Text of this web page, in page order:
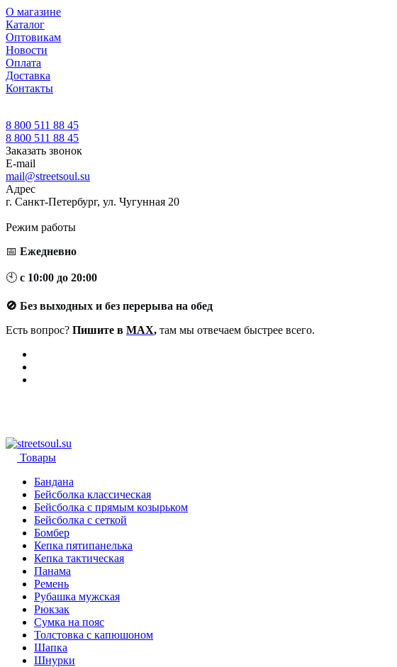
О магазине
Каталог
Оптовикам
Новости
Оплата
Доставка
Контакты
8 800 511 88 45
8 800 511 88 45
Заказать звонок
E-mail
mail@streetsoul.su
Адрес
г. Санкт-Петербург, ул. Чугунная 20
Режим работы
📅 Ежедневно
🕙 с 10:00 до 20:00
🚫 Без выходных и без перерыва на обед
Есть вопрос? Пишите в MAX, там мы отвечаем быстрее всего.
Товары
Бандана
Бейсболка классическая
Бейсболка с прямым козырьком
Бейсболка с сеткой
Бомбер
Кепка пятипанелька
Кепка тактическая
Панама
Ремень
Рубашка мужская
Рюкзак
Сумка на пояс
Толстовка с капюшоном
Шапка
Шнурки